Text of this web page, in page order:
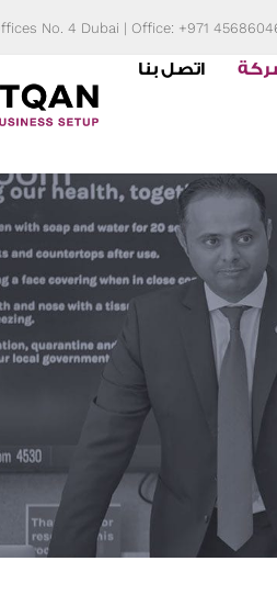
No. 4 Dubai | Office: +971
اتصل بنا